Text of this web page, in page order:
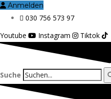
Anmelden
030 756 573 97
Youtube
Instagram Tiktok
Suche